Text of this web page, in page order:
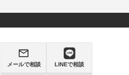
メールで相談 LINEで相談